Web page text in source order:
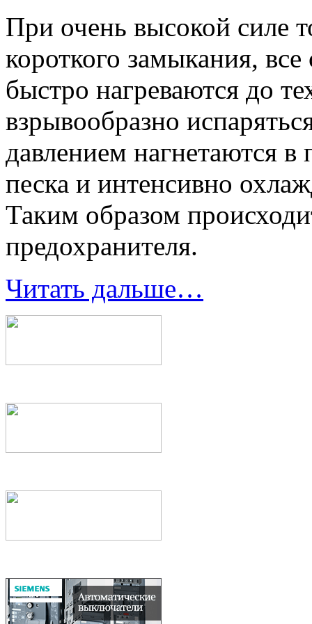
При очень высокой силе
короткого замыкания,
быстро нагреваются до
взрывообразно
давлением нагнетаются
песка и интенсивно
Таким образом
предохранителя.
Читать дальше…